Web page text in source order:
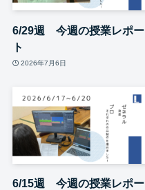
6/29週 今週の授業レポー
ト
2026年7月6日
6/15週 今週の授業レポー